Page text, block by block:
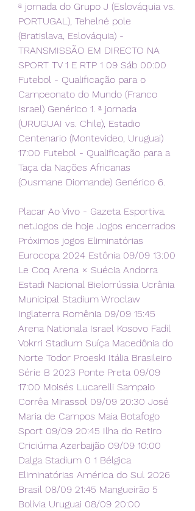
ª jornada do Grupo J (Eslováquia vs.
PORTUGAL), Tehelné pole
(Bratislava, Eslováquia) -
TRANSMISSÃO EM DIRECTO NA
SPORT TV 1 E RTP 1 09 Sáb 00:00
Futebol - Qualificação para o
Campeonato do Mundo (Franco
Israel) Genérico 1. ª jornada
(URUGUAI vs. Chile), Estadio
Centenario (Montevideo, Uruguai)
17:00 Futebol - Qualificação para a
Taça da Nações Africanas
(Ousmane Diomande) Genérico 6.
Placar Ao Vivo - Gazeta Esportiva.
netJogos de hoje Jogos encerrados
Próximos jogos Eliminatórias
Eurocopa 2024 Estônia 09/09 13:00
Le Coq Arena × Suécia Andorra
Estadi Nacional Bielorrússia Ucrânia
Municipal Stadium Wroclaw
Inglaterra Romênia 09/09 15:45
Arena Nationala Israel Kosovo Fadil
Vokrri Stadium Suíça Macedônia do
Norte Todor Proeski Itália Brasileiro
Série B 2023 Ponte Preta 09/09
17:00 Moisés Lucarelli Sampaio
Corrêa Mirassol 09/09 20:30 José
Maria de Campos Maia Botafogo
Sport 09/09 20:45 Ilha do Retiro
Criciúma Azerbaijão 09/09 10:00
Dalga Stadium 0 1 Bélgica
Eliminatórias América do Sul 2026
Brasil 08/09 21:45 Mangueirão 5
Bolívia Uruguai 08/09 20:00